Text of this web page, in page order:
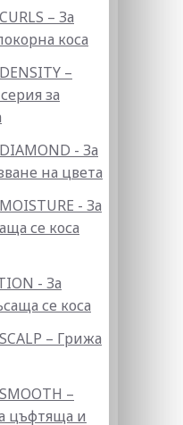
– За
коса
–
за
- За
на цвета
- За
се коса
- За
се коса
– Грижа
–
цъфтяща и